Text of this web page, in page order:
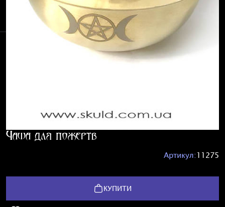
Чаша для пожертв
Артикул:11275
КУПИТИ